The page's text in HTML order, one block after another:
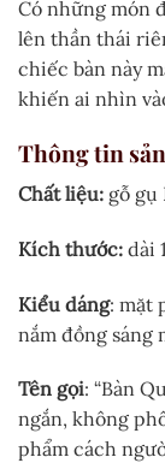
Có những món
lên thần thái
chiếc bàn này
khiến ai nhìn
Thông tin
Chất liệu: gỗ gụ
Kích thước: dài
Kiểu dáng: mặt
nắm đồng sáng
Tên gọi: “Bàn
ngắn, không
phẩm cách